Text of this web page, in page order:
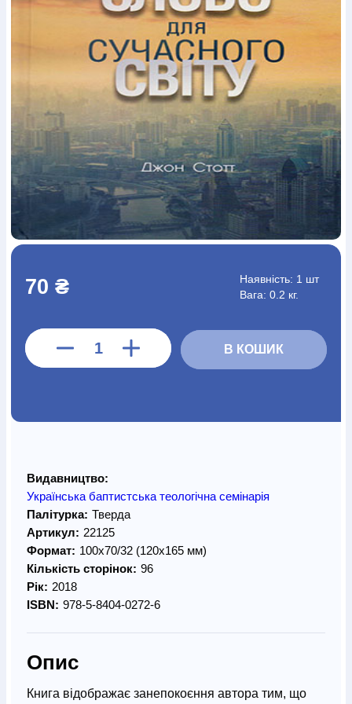
Богослов`яШлюб і сім`яЮдаїзм
Супутні товари
АудіоРучки кулькові ВідеоГалантерея
Закладки для книгФутболкиБрелокиСумкиБіжутерія
Щоденники / щотижневикиВироби з дерева
Вироби з кераміки і глиниВироби з срібла
Картини
Навчальні мапи
Шкіряні вироби Магніти
Металеві
виробиМіні-лампи Наклейки Настільні ігри Пакети
подарунковіПлакатиПластмасові вироби
Хустки
Подарункові карткиРозвиваючі ігриРепринти Свічки
Зошити ФотокартиниЧохли на БибліїГоловні убори
Календарі Канцелярскі товариКомп`ютерні ігри
Листівки
Сувенирна продукція ГодинникиПазли
Книга в комплекті
(097) 880-6379
70 ₴ Наявність: 1 шт
Вага: 0.2 кг.
В КОШИК
Видавництво:
Українська баптистська теологічна семінарія
Палітурка: Тверда
Артикул: 22125
Формат: 100х70/32 (120х165 мм)
Кількість сторінок: 96
Рік: 2018
ISBN: 978-5-8404-0272-6
Опис
Книга відображає занепокоєння автора тим, що